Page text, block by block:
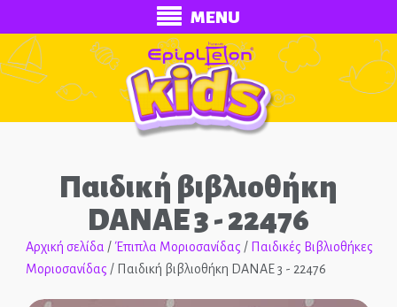
MENU
ECONOMY
Παιδική βιβλιοθήκη
DANAE 3 - 22476
Αρχική σελίδα /Έπιπλα Μοριοσανίδας / Παιδικές Βιβλιοθήκες
Μοριοσανίδας / Παιδική βιβλιοθήκη DANAE 3 - 22476